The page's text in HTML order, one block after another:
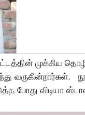
வருகின்றார்கள்.
போது விடியா